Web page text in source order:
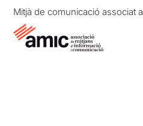
Mitjà de comunicació associat a